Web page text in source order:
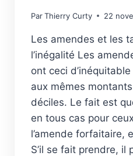
ParThierry Curty 22
Les amendes et les
l’inégalité Les
ont ceci d’inéquitable
aux mêmes
déciles. Le fait est
en tous cas pour
l’amende forfaitaire,
S’il se fait prendre, il